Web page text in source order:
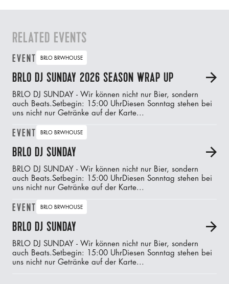
RELATED EVENTS
EVENT BRLO BRWHOUSE
BRLO DJ SUNDAY 2026 SEASON WRAP UP A
BRLO DJ SUNDAY - Wir können nicht nur Bier, sondern
auch Beats.‍Setbegin: 15:00 UhrDiesen Sonntag stehen bei
uns nicht nur Getränke auf der Karte...
EVENT BRLO BRWHOUSE
BRLO DJ SUNDAY A
BRLO DJ SUNDAY - Wir können nicht nur Bier, sondern
auch Beats.‍Setbegin: 15:00 UhrDiesen Sonntag stehen bei
uns nicht nur Getränke auf der Karte...
EVENT BRLO BRWHOUSE
BRLO DJ SUNDAY A
BRLO DJ SUNDAY - Wir können nicht nur Bier, sondern
auch Beats.‍Setbegin: 15:00 UhrDiesen Sonntag stehen bei
uns nicht nur Getränke auf der Karte...